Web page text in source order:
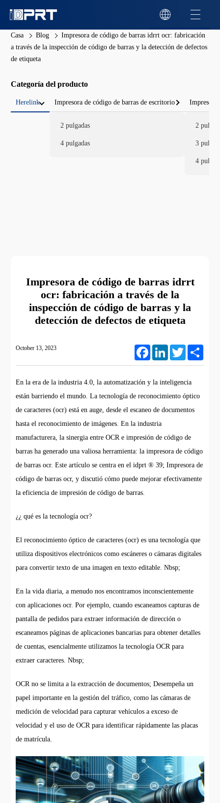
Casa Blog
Impresora de código de barras idrrt ocr: fabricación
a través de la inspección de código de barras y la detección de defectos
de etiqueta
Categoría del producto
Herelink Impresora de código de barras de escritorio
2 pulgadas
4 pulgadas
Impresora
2
3
4
Impresora de código de barras idrrt
ocr: fabricación a través de la
inspección de código de barras y la
detección de defectos de etiqueta
October 13, 2023 FacebookLinkedIn Twitter
En la era de la industria 4.0, la automatización y la inteligencia
están barriendo el mundo. La tecnología de reconocimiento óptico
de caracteres (ocr) está en auge, desde el escaneo de documentos
hasta el reconocimiento de imágenes. En la industria
manufacturera, la sinergia entre OCR e impresión de código de
barras ha generado una valiosa herramienta: la impresora de código
de barras ocr. Este artículo se centra en el idprt ® 39; Impresora de
código de barras ocr, y discutió cómo puede mejorar efectivamente
la eficiencia de impresión de código de barras.
¿¿ qué es la tecnología ocr?
El reconocimiento óptico de caracteres (ocr) es una tecnología que
utiliza dispositivos electrónicos como escáneres o cámaras digitales
para convertir texto de una imagen en texto editable. Nbsp;
En la vida diaria, a menudo nos encontramos inconscientemente
con aplicaciones ocr. Por ejemplo, cuando escaneamos capturas de
pantalla de pedidos para extraer información de dirección o
escaneamos páginas de aplicaciones bancarias para obtener detalles
de cuentas, esencialmente utilizamos la tecnología OCR para
extraer caracteres. Nbsp;
OCR no se limita a la extracción de documentos; Desempeña un
papel importante en la gestión del tráfico, como las cámaras de
medición de velocidad para capturar vehículos a exceso de
velocidad y el uso de OCR para identificar rápidamente las placas
de matrícula.